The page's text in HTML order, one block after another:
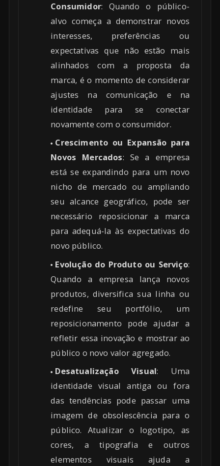
Consumidor: Quando o público-
alvo começa a demonstrar novos
interesses, preferências ou
expectativas que não estão mais
alinhados com a proposta da
marca, é o momento de considerar
ajustes na comunicação e na
identidade para se conectar
novamente com o consumidor.
Crescimento ou Expansão para
Novos Mercados: Se a empresa
está se expandindo para um novo
nicho de mercado ou ampliando
seu alcance geográfico, pode ser
necessário reposicionar a marca
para adequá-la às expectativas do
novo público.
Evolução do Produto ou Serviço:
Quando a empresa lança novos
produtos, diversifica sua linha ou
redefine seu portfólio, um
reposicionamento pode ajudar a
refletir essa inovação e mostrar ao
público o novo valor agregado.
Desatualização Visual: Uma
identidade visual antiga ou fora
das tendências pode passar uma
imagem de obsolescência para o
público. Atualizar o logotipo, as
cores, a tipografia e outros
elementos visuais ajuda a